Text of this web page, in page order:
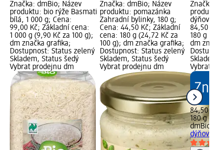
Značka: dmBio; Název
produktu: bio rýže Basmati
bílá, 1 000 g; Cena:
99,00 Kč; Základní cena:
1 000 g (9,90 Kč za 100 g);
dm značka grafika;
Dostupnost: Status zelený
Skladem, Status šedý
Vybrat prodejnu dm
Značka: dmBio; Název
produktu: pomazánka
Zahradní bylinky, 180 g;
Cena: 44,50 Kč; Základní
cena: 180 g (24,72 Kč za
100 g); dm značka grafika;
Dostupnost: Status zelený
Skladem, Status šedý
Vybrat prodejnu dm
Značka:
dýňová,
84,50
180 g
dm
Vybrat
84,50 Kč
180 g
dmBio
dýňová,